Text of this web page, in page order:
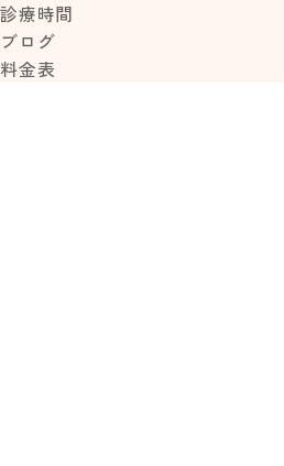
診療時間
ブログ
料金表